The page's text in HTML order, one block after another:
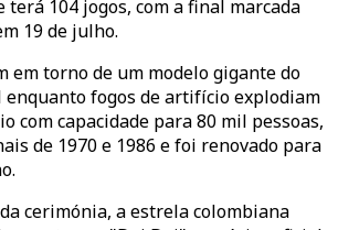
terá 104 jogos, com a final marcada
19 de julho.
em torno de um modelo gigante do
fogos de artifício explodiam
com capacidade para 80 mil pessoas,
de 1970 e 1986 e foi renovado para
cerimónia, a estrela colombiana